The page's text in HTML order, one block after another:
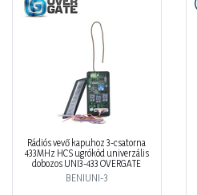
Rádiós vevő kapuhoz 3-csatorna
433MHz HCS ugrókód univerzális
dobozos UNI3-433 OVERGATE
BENIUNI-3